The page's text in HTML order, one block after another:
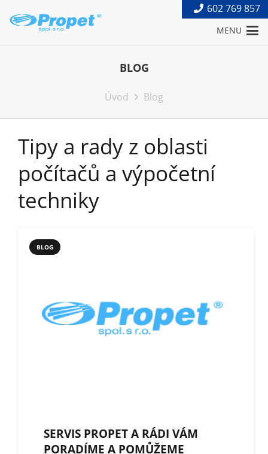
602 769 857
MENU
BLOG
Úvod Blog
Tipy a rady z oblasti
počítačů a výpočetní
techniky
BLOG
SERVIS PROPET A RÁDI VÁM
PORADÍME A POMŮŽEME